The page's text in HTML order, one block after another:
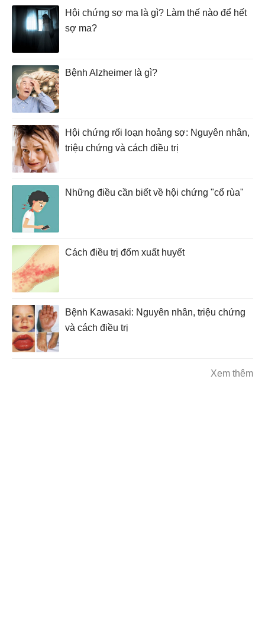
Hội chứng sợ ma là gì? Làm thế nào để hết
sợ ma?
Bệnh Alzheimer là gì?
Hội chứng rối loạn hoảng sợ: Nguyên nhân,
triệu chứng và cách điều trị
Những điều cần biết về hội chứng "cổ rùa"
Cách điều trị đốm xuất huyết
Bệnh Kawasaki: Nguyên nhân, triệu chứng
và cách điều trị
Xem thêm